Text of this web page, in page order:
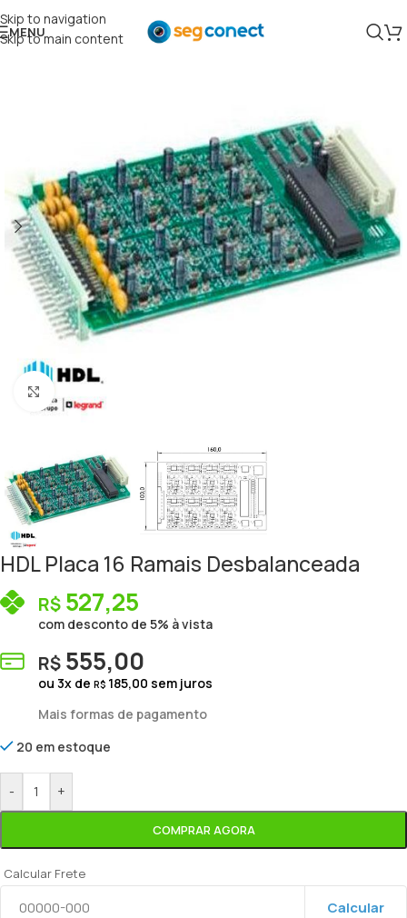
Skip to navigation
Skip to main content
MENU
HDL Placa 16 Ramais Desbalanceada
R$ 527,25
com desconto de 5% à vista
R$ 555,00
ou 3x de R$ 185,00 sem juros
Mais formas de pagamento
20 em estoque
- +
COMPRAR AGORA
Calcular Frete
Calcular